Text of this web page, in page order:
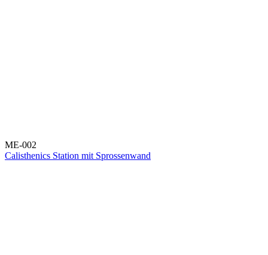
ME-002
Calisthenics Station mit Sprossenwand